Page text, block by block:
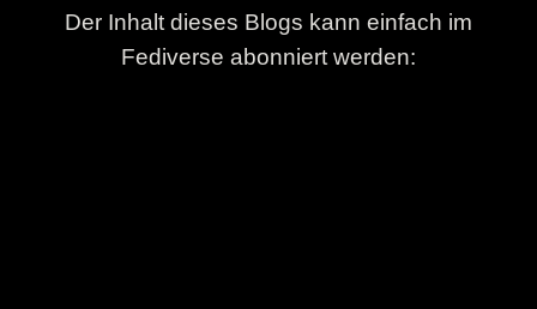
Der Inhalt dieses Blogs kann einfach im
Fediverse abonniert werden: